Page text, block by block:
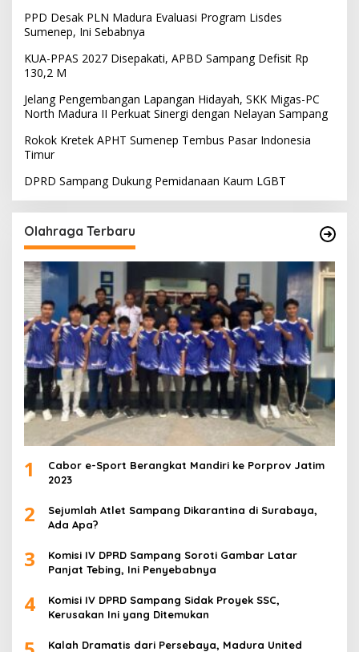
PPD Desak PLN Madura Evaluasi Program Lisdes
Sumenep, Ini Sebabnya
KUA-PPAS 2027 Disepakati, APBD Sampang Defisit Rp
130,2 M
Jelang Pengembangan Lapangan Hidayah, SKK Migas-PC
North Madura II Perkuat Sinergi dengan Nelayan Sampang
Rokok Kretek APHT Sumenep Tembus Pasar Indonesia
Timur
DPRD Sampang Dukung Pemidanaan Kaum LGBT
Olahraga Terbaru
1
Cabor e-Sport Berangkat Mandiri ke Porprov Jatim
2023
2
Sejumlah Atlet Sampang Dikarantina di Surabaya,
Ada Apa?
3
Komisi IV DPRD Sampang Soroti Gambar Latar
Panjat Tebing, Ini Penyebabnya
4
Komisi IV DPRD Sampang Sidak Proyek SSC,
Kerusakan Ini yang Ditemukan
Kalah Dramatis dari Persebaya, Madura United